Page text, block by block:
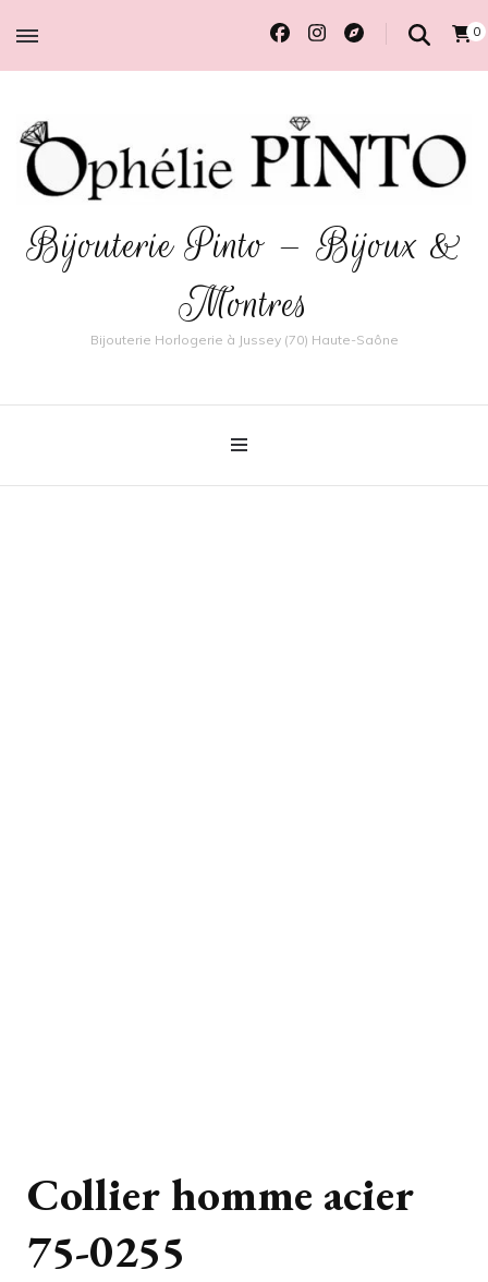
0
Bijouterie Pinto – Bijoux &
Montres
Bijouterie Horlogerie à Jussey (70) Haute-Saône
Collier homme acier
75-0255